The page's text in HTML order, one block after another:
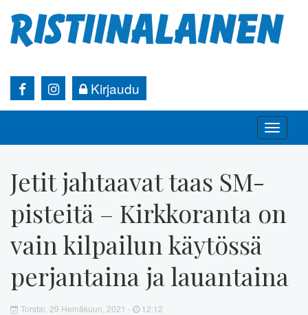
Kirjaudu
Toggle
Jetit jahtaavat taas SM-
pisteitä – Kirkkoranta on
vain kilpailun käytössä
perjantaina ja lauantaina
Torstai, 29 Heinäkuun, 2021 - 12:12